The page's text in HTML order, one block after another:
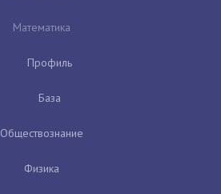
Математика
Профиль
База
Обществознание
Физика